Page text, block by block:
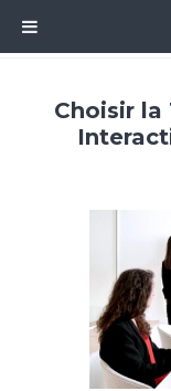
Choisir la